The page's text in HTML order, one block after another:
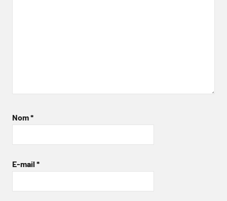
Nom*
E-mail *